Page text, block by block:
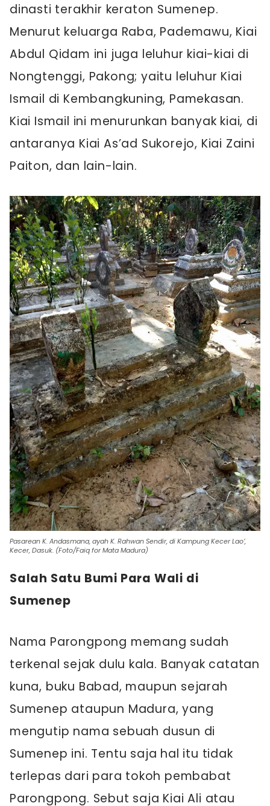
dinasti terakhir keraton Sumenep.
Menurut keluarga Raba, Pademawu, Kiai
Abdul Qidam ini juga leluhur kiai-kiai di
Nongtenggi, Pakong; yaitu leluhur Kiai
Ismail di Kembangkuning, Pamekasan.
Kiai Ismail ini menurunkan banyak kiai, di
antaranya Kiai As’ad Sukorejo, Kiai Zaini
Paiton, dan lain-lain.
Pasarean K. Andasmana, ayah K. Rahwan Sendir, di Kampung Kecer Lao’,
Kecer, Dasuk. (Foto/Faiq for Mata Madura)
Salah Satu Bumi Para Wali di
Sumenep
Nama Parongpong memang sudah
terkenal sejak dulu kala. Banyak catatan
kuna, buku Babad, maupun sejarah
Sumenep ataupun Madura, yang
mengutip nama sebuah dusun di
Sumenep ini. Tentu saja hal itu tidak
terlepas dari para tokoh pembabat
Parongpong. Sebut saja Kiai Ali atau